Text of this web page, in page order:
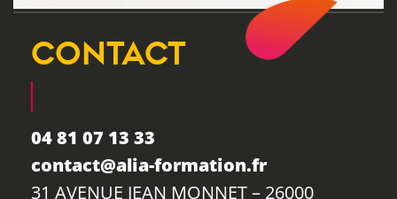
CONTACT
04 81 07 13 33
contact@alia-formation.fr
31 AVENUE JEAN MONNET – 26000